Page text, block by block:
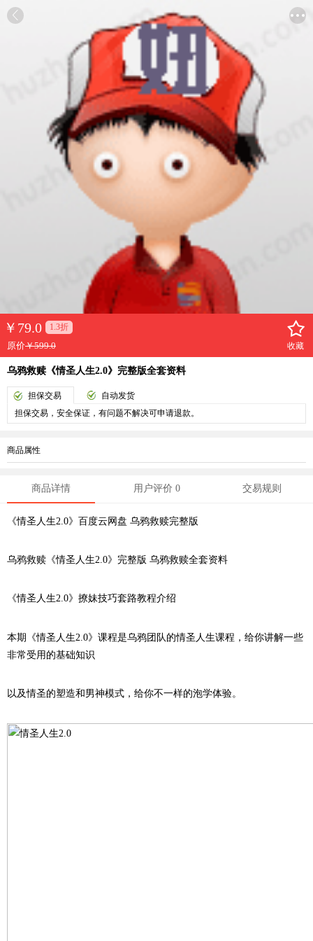
￥ 79.0 1.3折
原价￥599.0 收藏
乌鸦救赎《情圣人生2.0》完整版全套资料
担保交易
自动发货
担保交易，安全保证，有问题不解决可申请退款。
商品属性
商品详情 用户评价 0 交易规则
《情圣人生2.0》百度云网盘 乌鸦救赎完整版
乌鸦救赎《情圣人生2.0》完整版 乌鸦救赎全套资料
《情圣人生2.0》 撩妹技巧套路教程介绍
本期《情圣人生2.0》课程是乌鸦团队的情圣人生课程，给你讲解一些
非常受用的基础知识
以及情圣的塑造和男神模式，给你不一样的泡学体验。